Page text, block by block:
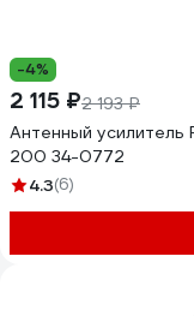
-4%
2 115 ₽2 193 ₽
Антенный усилитель
200 34-0772
4.3(6)